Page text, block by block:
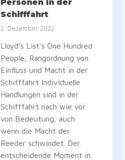
Personen in der
Schifffahrt
2. Dezember 2022
Lloyd's List's One Hundred
People, Rangordnung von
Einfluss und Macht in der
Schifffahrt Individuelle
Handlungen sind in der
Schifffahrt nach wie vor
von Bedeutung, auch
wenn die Macht der
Reeder schwindet. Der
entscheidende Moment in